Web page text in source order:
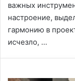
важных
настроение,
гармонию в
исчезло, …